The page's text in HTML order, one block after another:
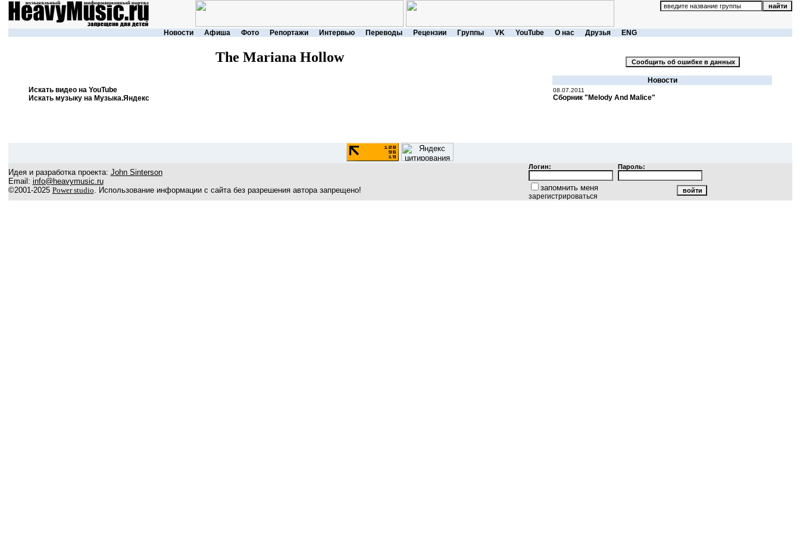
Новости Афиша Фото Репортажи Интервью Переводы Рецензии Группы VK YouTube О нас Друзья ENG
The Mariana Hollow
Искать видео на YouTube
Искать музыку на Музыка.Яндекс
Новости
08.07.2011
Сборник "Melody And Malice"
Идея и разработка проекта: John Sinterson
Email: info@heavymusic.ru
©2001-2025 Power studio. Использование информации с сайта без разрешения автора запрещено!
Логин: Пароль:
запомнить меня
зарегистрироваться